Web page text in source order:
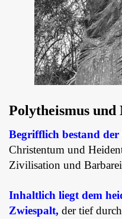
Polytheismus und
Begrifflich bestand der
Christentum und
Zivilisation und
Inhaltlich liegt dem
Zwiespalt, der tief